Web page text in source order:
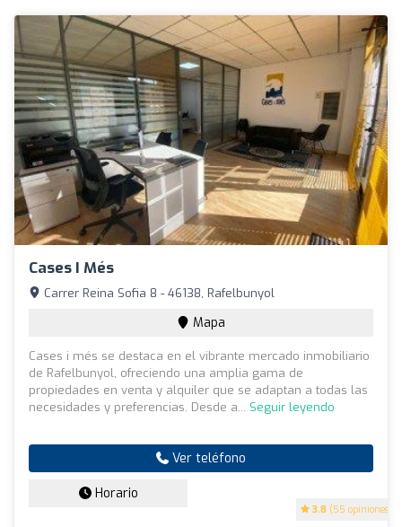
Cases I Més
3.8 (55 opiniones)
Carrer Reina Sofia 8 - 46138, Rafelbunyol
Mapa
Cases i més se destaca en el vibrante mercado inmobiliario
de Rafelbunyol, ofreciendo una amplia gama de
propiedades en venta y alquiler que se adaptan a todas las
necesidades y preferencias. Desde a... Seguir leyendo
Ver teléfono
Horario